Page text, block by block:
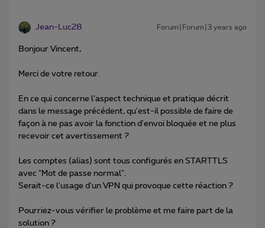
Jean-Luc28 Forum|Forum|3 years ago
Bonjour Vincent,
Merci de votre retour.
En ce qui concerne l'aspect technique et pratique décrit
dans le message précédent, qu'est-il possible de faire de
façon à ne pas avoir la fonction d'envoi bloquée et ne plus
recevoir cet avertissement ?
Les comptes (alias) sont tous configurés en STARTTLS
avec "Mot de passe normal".
Serait-ce l'usage d'un VPN qui provoque cette réaction ?
Pourriez-vous vérifier le problème et me faire part de la
solution ?